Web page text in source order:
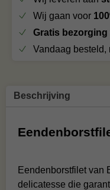
Wij gaan voor
Gratis bezorging
Vandaag besteld,
Beschrijving
Eendenborstfilet van
delicatesse die